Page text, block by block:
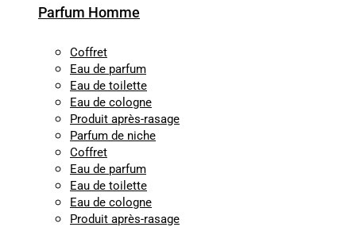
Parfum Homme
Coffret
Eau de parfum
Eau de toilette
Eau de cologne
Produit après-rasage
Parfum de niche
Coffret
Eau de parfum
Eau de toilette
Eau de cologne
Produit après-rasage